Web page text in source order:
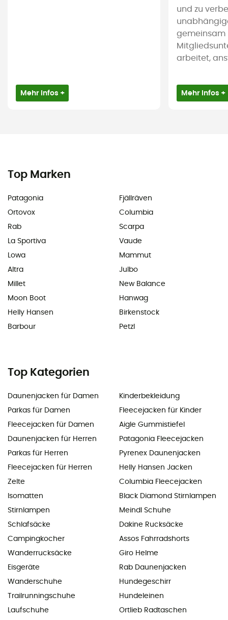
Mehr Infos +
und zu
gemeinsam
arbeitet,
Mehr Infos +
Top Marken
Patagonia
Ortovox
Rab
La Sportiva
Lowa
Altra
Millet
Moon Boot
Helly Hansen
Barbour
Fjällräven
Columbia
Scarpa
Vaude
Mammut
Julbo
New Balance
Hanwag
Birkenstock
Petzl
Top Kategorien
Daunenjacken für Damen
Parkas für Damen
Fleecejacken für Damen
Daunenjacken für Herren
Parkas für Herren
Fleecejacken für Herren
Zelte
Isomatten
Stirnlampen
Schlafsäcke
Campingkocher
Wanderrucksäcke
Eisgeräte
Wanderschuhe
Trailrunningschuhe
Laufschuhe
Kinderbekleidung
Fleecejacken für Kinder
Aigle Gummistiefel
Patagonia Fleecejacken
Pyrenex Daunenjacken
Helly Hansen Jacken
Columbia Fleecejacken
Black Diamond Stirnlampen
Meindl Schuhe
Dakine Rucksäcke
Assos Fahrradshorts
Giro Helme
Rab Daunenjacken
Hundegeschirr
Hundeleinen
Ortlieb Radtaschen